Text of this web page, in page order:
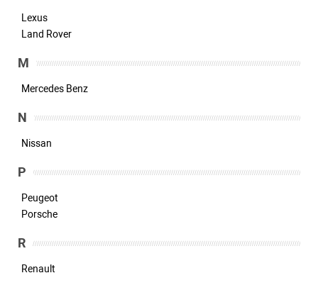
Lexus
Land Rover
M
Mercedes Benz
N
Nissan
P
Peugeot
Porsche
R
Renault